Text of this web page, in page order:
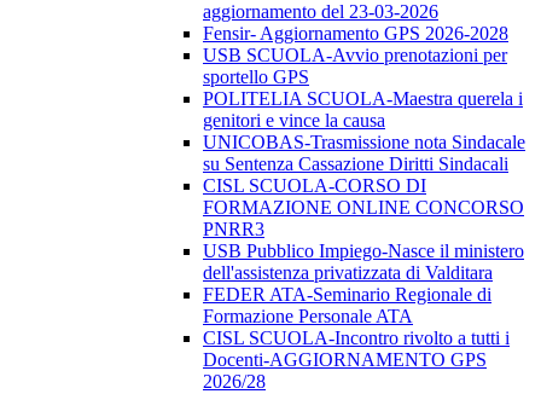
aggiornamento del 23-03-2026
Fensir- Aggiornamento GPS 2026-2028
USB SCUOLA-Avvio prenotazioni per
sportello GPS
POLITELIA SCUOLA-Maestra querela i
genitori e vince la causa
UNICOBAS-Trasmissione nota Sindacale
su Sentenza Cassazione Diritti Sindacali
CISL SCUOLA-CORSO DI
FORMAZIONE ONLINE CONCORSO
PNRR3
USB Pubblico Impiego-Nasce il ministero
dell'assistenza privatizzata di Valditara
FEDER ATA-Seminario Regionale di
Formazione Personale ATA
CISL SCUOLA-Incontro rivolto a tutti i
Docenti-AGGIORNAMENTO GPS
2026/28